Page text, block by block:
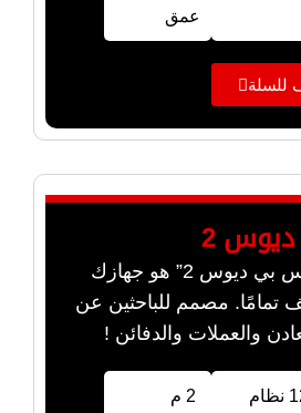
عمق
للسلة
ديوس 2
ديوس تو “إكس بي ديوس 2” هو جهازك
تمامًا. مصمم للباحثين عن
والعملات والدفائن !
2 م